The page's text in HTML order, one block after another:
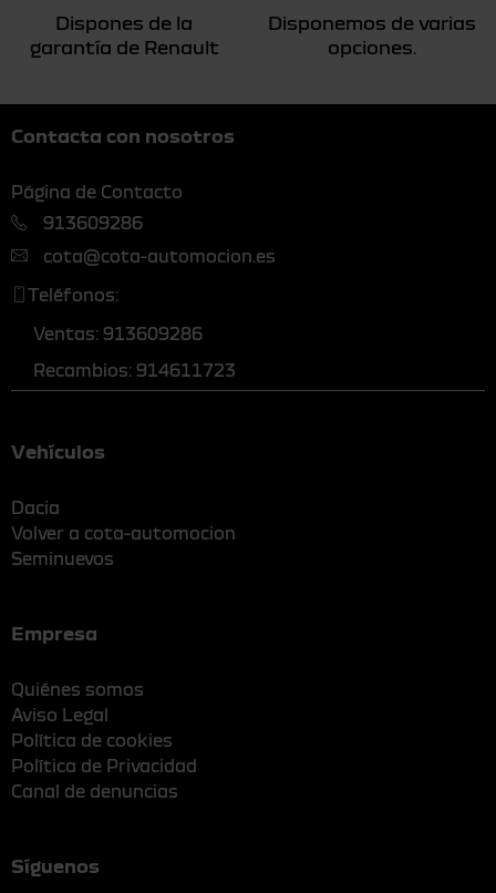
Dispones de la
garantía de Renault
Disponemos de varias
opciones.
Contacta con nosotros
Página de Contacto
913609286
cota@cota-automocion.es
Teléfonos:
Ventas: 913609286
Recambios: 914611723
Vehículos
Dacia
Volver a cota-automocion
Seminuevos
Empresa
Quiénes somos
Aviso Legal
Política de cookies
Política de Privacidad
Canal de denuncias
Síguenos